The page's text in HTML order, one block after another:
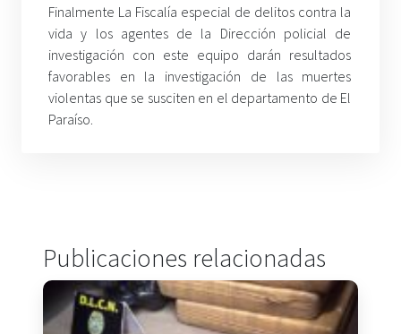
Finalmente La Fiscalía especial de delitos contra la
vida y los agentes de la Dirección policial de
investigación con este equipo darán resultados
favorables en la investigación de las muertes
violentas que se susciten en el departamento de El
Paraíso.
Publicaciones relacionadas